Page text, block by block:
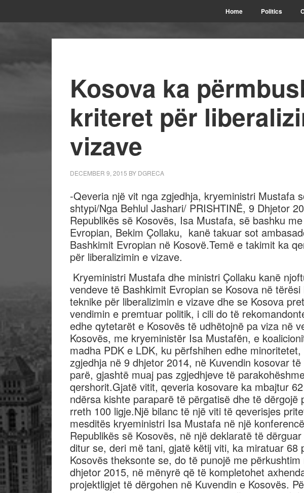
Home Politics
Kosova ka
kriteret për
vizave
DECEMBER 9, 2015 BY DGRECA
-Qeveria një vit nga zgjedhja, kryeministri Mustafa
shtypi/Nga Behlul Jashari/ PRISHTINË, 9 Dhjetor
Republikës së Kosovës, Isa Mustafa, së bashku
Evropian, Bekim Çollaku, kanë takuar sot
Bashkimit Evropian në Kosovë.Temë e takimit ka
për liberalizimin e vizave.
Kryeministri Mustafa dhe ministri Çollaku kanë
vendeve të Bashkimit Evropian se Kosova në
teknike për liberalizimin e vizave dhe se Kosova
vendimin e premtuar politik, i cili do të
edhe qytetarët e Kosovës të udhëtojnë pa viza në
Kosovës, me kryeministër Isa Mustafën, e
madha PDK e LDK, ku përfshihen edhe
zgjedhja në 9 dhjetor 2014, në Kuvendin kosovar
parë, gjashtë muaj pas zgjedhjeve të
qershorit.Gjatë vitit, qeveria kosovare ka mbajtur
ndërsa kishte paraparë të përgatisë dhe të dërgojë
rreth 100 ligje.Një bilanc të një viti të qeverisjes
mesditës kryeministri Isa Mustafa në një
Republikës së Kosovës, në një deklaratë të
ditur se, deri më tani, gjatë këtij viti, ka miratuar 68
Kosovës theksonte se, do të punojë me
dhjetor 2015, në mënyrë që të kompletohet
projektligjet të dërgohen në Kuvendin e Kosovës.